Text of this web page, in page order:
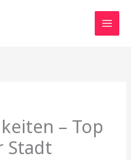
– Top
Stadt